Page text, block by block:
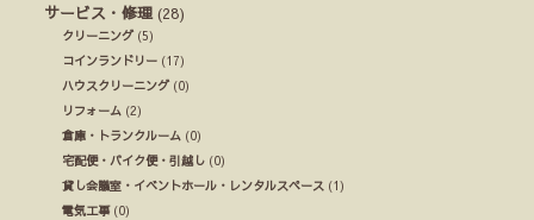
サービス・修理 (28)
クリーニング(5)
コインランドリー (17)
ハウスクリーニング(0)
リフォーム (2)
倉庫・トランクルーム (0)
宅配便・バイク便・引越し (0)
貸し会議室・イベントホール・レンタルスペース (1)
電気工事(0)